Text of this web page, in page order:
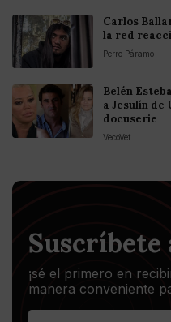
Carlos
la red
Perro Páramo
Belén
a Jesulín de
docuserie
VecoVet
¡sé el primero en
manera conveniente